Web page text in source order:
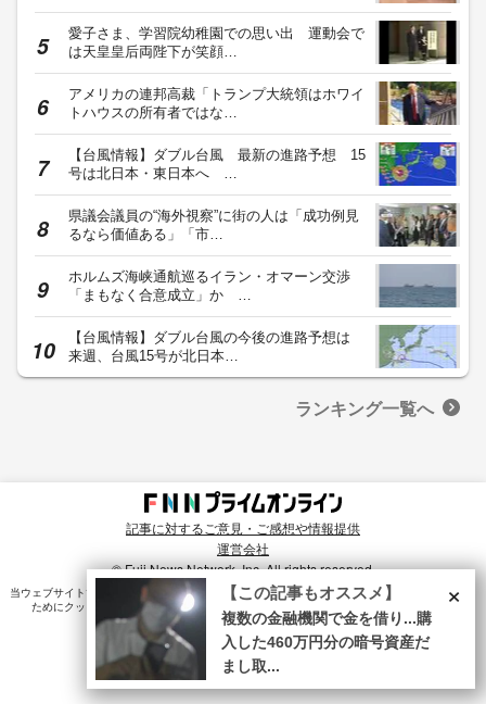
愛子さま、学習院幼稚園での思い出 運動会で
は天皇皇后両陛下が笑顔…
アメリカの連邦高裁「トランプ大統領はホワイ
トハウスの所有者ではな…
【台風情報】ダブル台風 最新の進路予想 15
号は北日本・東日本へ …
県議会議員の“海外視察”に街の人は「成功例見
るなら価値ある」「市…
ホルムズ海峡通航巡るイラン・オマーン交渉
「まもなく合意成立」か …
【台風情報】ダブル台風の今後の進路予想は
来週、台風15号が北日本…
ランキング一覧へ
記事に対するご意見・ご感想や情報提供
運営会社
© Fuji News Network, Inc. All rights reserved.
当ウェブサイトでは、ユーザのニーズ・興味・関⼼に合致したコンテンツや広告配信を提供する
ためにクッキーを使⽤しています。詳細は、
プライバシーポリシー をご確認ください。×
【この記事もオススメ】
複数の金融機関で金を借り...購
入した460万円分の暗号資産だ
まし取...